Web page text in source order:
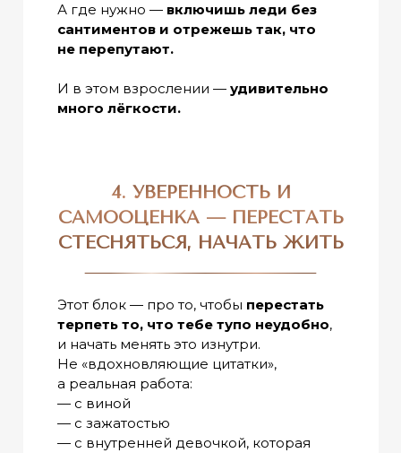
А где нужно — включишь леди без
сантиментов и отрежешь так, что
не перепутают.
И в этом взрослении — удивительно
много лёгкости.
4. УВЕРЕННОСТЬ И
САМООЦЕНКА — ПЕРЕСТАТЬ
СТЕСНЯТЬСЯ, НАЧАТЬ ЖИТЬ
Этот блок — про то, чтобы перестать
терпеть то, что тебе тупо неудобно,
и начать менять это изнутри.
Не «вдохновляющие цитатки»,
а реальная работа:
— с виной
— с зажатостью
— с внутренней девочкой, которая